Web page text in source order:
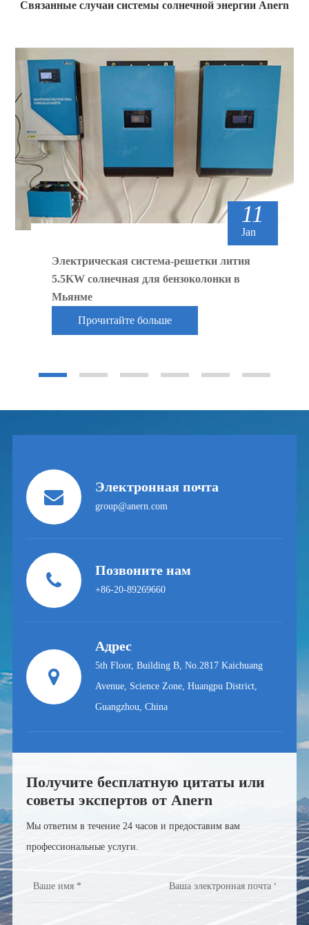
Связанные случаи системы солнечной энергии Anern
11
Jan
Электрическая система-решетки лития
5.5KW солнечная для бензоколонки в
Мьянме
Прочитайте больше
Электронная почта
group@anern.com
Позвоните нам
+86-20-89269660
Адрес
5th Floor, Building B, No.2817 Kaichuang
Avenue, Science Zone, Huangpu District,
Guangzhou, China
Получите бесплатную цитаты или
советы экспертов от Anern
Мы ответим в течение 24 часов и предоставим вам
профессиональные услуги.